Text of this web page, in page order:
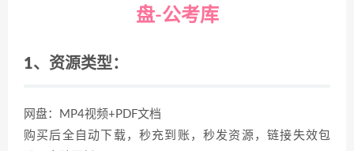
盘-公考库
1、资源类型：
网盘：MP4视频+PDF文档
购买后全自动下载，秒充到账，秒发资源，链接失效包